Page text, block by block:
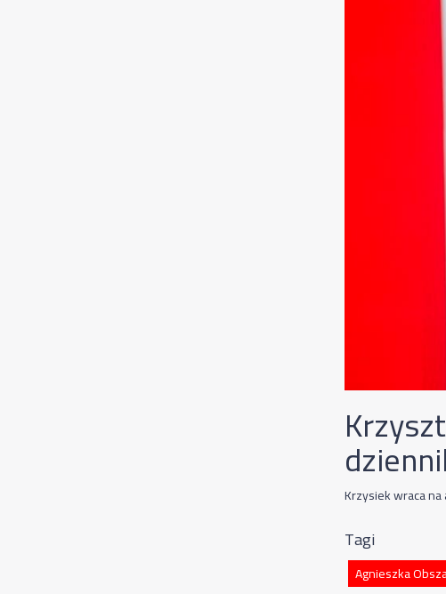
Krzysiek wraca
Tagi
Agnieszka